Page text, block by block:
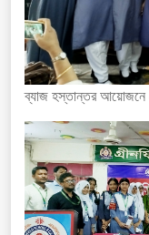
ব্যাজ হস্তান্তর আয়োজনে